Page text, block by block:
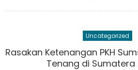
Uncategorized
Rasakan Ketenangan PKH
Tenang di Sumatera